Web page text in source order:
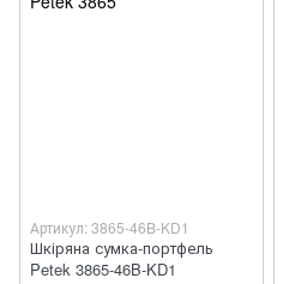
Артикул: 3865-46B-KD1
Шкіряна сумка-портфель
Petek 3865-46B-KD1